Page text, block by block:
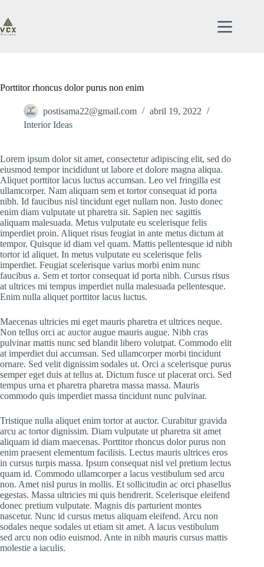
contenido
Porttitor rhoncus dolor purus non enim
postisama22@gmail.com
abril 19, 2022
Interior Ideas
Lorem ipsum dolor sit amet, consectetur adipiscing elit, sed do
eiusmod tempor incididunt ut labore et dolore magna aliqua.
Aliquet porttitor lacus luctus accumsan. Leo vel fringilla est
ullamcorper. Nam aliquam sem et tortor consequat id porta
nibh. Id faucibus nisl tincidunt eget nullam non. Justo donec
enim diam vulputate ut pharetra sit. Sapien nec sagittis
aliquam malesuada. Metus vulputate eu scelerisque felis
imperdiet proin. Aliquet risus feugiat in ante metus dictum at
tempor. Quisque id diam vel quam. Mattis pellentesque id nibh
tortor id aliquet. In metus vulputate eu scelerisque felis
imperdiet. Feugiat scelerisque varius morbi enim nunc
faucibus a. Sem et tortor consequat id porta nibh. Cursus risus
at ultrices mi tempus imperdiet nulla malesuada pellentesque.
Enim nulla aliquet porttitor lacus luctus.
Maecenas ultricies mi eget mauris pharetra et ultrices neque.
Non tellus orci ac auctor augue mauris augue. Nibh cras
pulvinar mattis nunc sed blandit libero volutpat. Commodo elit
at imperdiet dui accumsan. Sed ullamcorper morbi tincidunt
ornare. Sed velit dignissim sodales ut. Orci a scelerisque purus
semper eget duis at tellus at. Dictum fusce ut placerat orci. Sed
tempus urna et pharetra pharetra massa massa. Mauris
commodo quis imperdiet massa tincidunt nunc pulvinar.
Tristique nulla aliquet enim tortor at auctor. Curabitur gravida
arcu ac tortor dignissim. Diam vulputate ut pharetra sit amet
aliquam id diam maecenas. Porttitor rhoncus dolor purus non
enim praesent elementum facilisis. Lectus mauris ultrices eros
in cursus turpis massa. Ipsum consequat nisl vel pretium lectus
quam id. Commodo ullamcorper a lacus vestibulum sed arcu
non. Amet nisl purus in mollis. Et sollicitudin ac orci phasellus
egestas. Massa ultricies mi quis hendrerit. Scelerisque eleifend
donec pretium vulputate. Magnis dis parturient montes
nascetur. Nunc id cursus metus aliquam eleifend. Arcu non
sodales neque sodales ut etiam sit amet. A lacus vestibulum
sed arcu non odio euismod. Ante in nibh mauris cursus mattis
molestie a iaculis.